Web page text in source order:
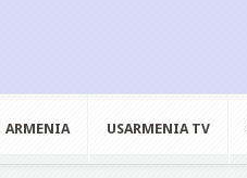
ARMENIA USARMENIA TV